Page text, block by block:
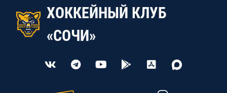
ХОККЕЙНЫЙ КЛУБ
«СОЧИ»